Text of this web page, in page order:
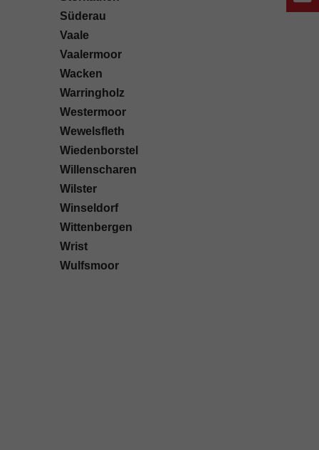
Süderau
Vaale
Vaalermoor
Wacken
Warringholz
Westermoor
Wewelsfleth
Wiedenborstel
Willenscharen
Wilster
Winseldorf
Wittenbergen
Wrist
Wulfsmoor